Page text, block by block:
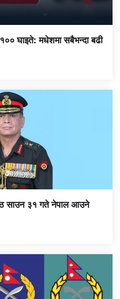
१०० घाइते: मधेशमा सबैभन्दा बढी
साउन ३१ गते नेपाल आउने